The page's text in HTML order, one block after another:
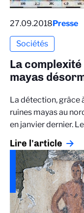
27.09.2018Presse
Sociétés
La
mayas
La détection, grâce
ruines mayas au
en janvier dernier.
Lire l'article